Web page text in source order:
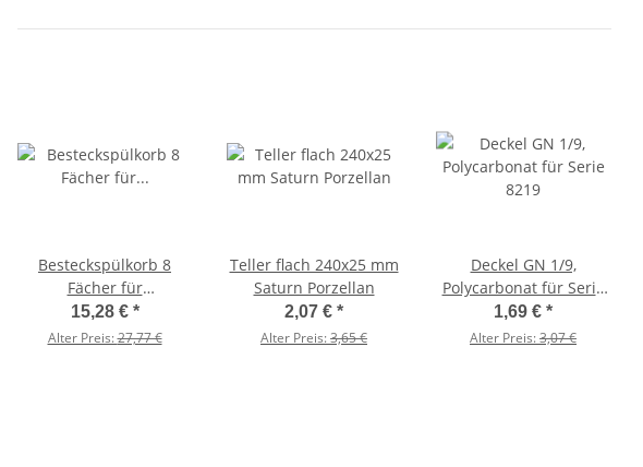
Besteckspülkorb 8
Fächer für
Spülmaschinen, gelb
15,28 € *
Alter Preis:27,77 €
Teller flach 240x25 mm
Saturn Porzellan
2,07 € *
Alter Preis:3,65 €
Deckel GN 1/9,
Polycarbonat für Serie
8219
1,69 € *
Alter Preis:3,07 €